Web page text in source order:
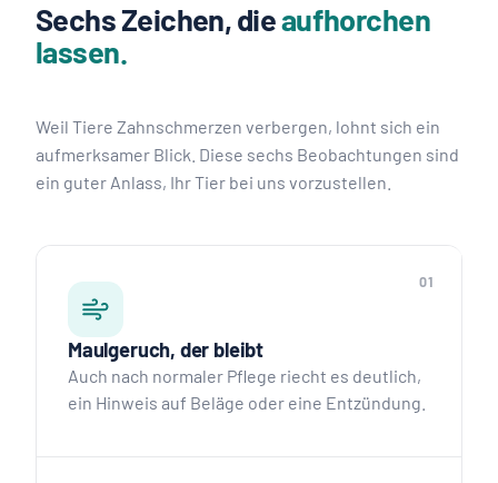
Sechs Zeichen, dieaufhorchen
lassen.
Weil Tiere Zahnschmerzen verbergen, lohnt sich ein
aufmerksamer Blick. Diese sechs Beobachtungen sind
ein guter Anlass, Ihr Tier bei uns vorzustellen.
01
Maulgeruch, der bleibt
Auch nach normaler Pflege riecht es deutlich,
ein Hinweis auf Beläge oder eine Entzündung.